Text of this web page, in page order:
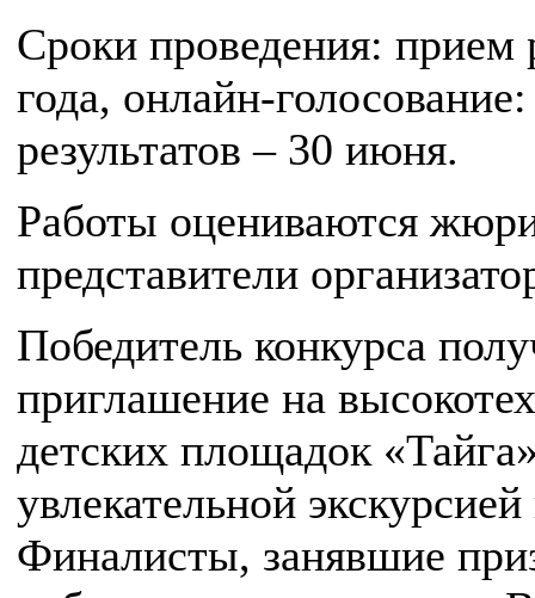
Сроки проведения:
года, онлайн-
результатов – 30 июня.
Работы оцениваются
представители
Победитель конкурса
приглашение на
детских площадок
увлекательной
Финалисты, занявшие